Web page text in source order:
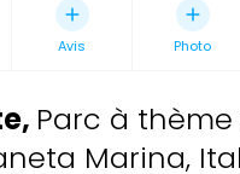
Avis Photo
, Parc à thème
Marina,